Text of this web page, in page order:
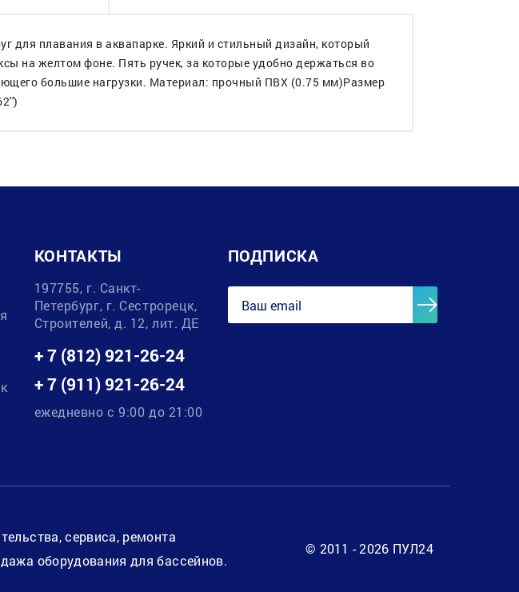
для плавания в аквапарке. Яркий и стильный дизайн, который
на желтом фоне. Пять ручек, за которые удобно держаться во
большие нагрузки. Материал: прочный ПВХ (0.75 мм)Размер
КОНТАКТЫ
197755, г. Санкт-
Петербург, г. Сестрорецк,
Строителей, д. 12, лит. ДЕ
+ 7 (812) 921-26-24
+ 7 (911) 921-26-24
ежедневно с 9:00 до 21:00
ПОДПИСКА
сервиса, ремонта
оборудования для бассейнов.
© 2011 - 2026 ПУЛ24